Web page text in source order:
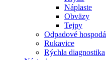
Náplaste
Obväzy
Tejpy
Odpadové
Rukavice
Rýchla diagnostika